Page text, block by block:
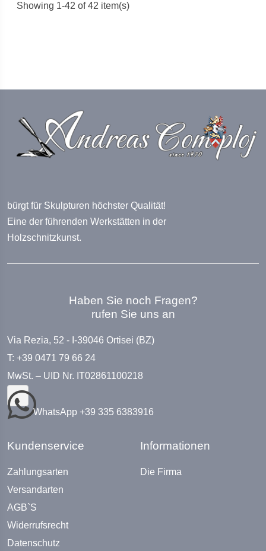
Showing 1-42 of 42 item(s)
bürgt für Skulpturen höchster Qualität!
Eine der führenden Werkstätten in der
Holzschnitzkunst.
Haben Sie noch Fragen?
rufen Sie uns an
Via Rezia, 52 - I-39046 Ortisei (BZ)
T: +39 0471 79 66 24
MwSt. – UID Nr. IT02861100218
WhatsApp +39 335 6383916
Kundenservice
Zahlungsarten
Versandarten
AGB`S
Widerrufsrecht
Datenschutz
Informationen
Die Firma